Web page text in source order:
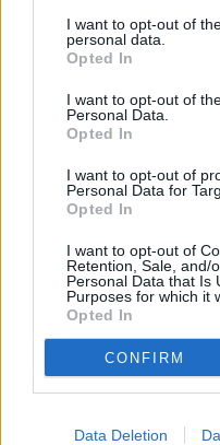
I want to opt-out of
personal data.
Opted In
I want to opt-out of
Personal Data.
Opted In
I want to opt-out of
Personal Data for
Opted In
I want to opt-out of
Retention, Sale, and/
Personal Data that Is
Purposes for which it
Opted In
CONFIRM
Data Deletion
15-letni
butach i
Groźny